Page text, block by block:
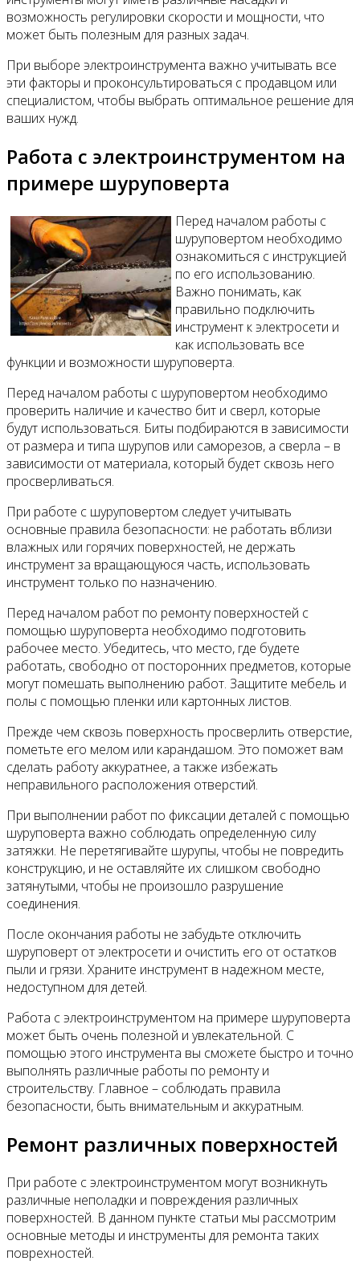
возможность регулировки скорости и мощности, что
может быть полезным для разных задач.
При выборе электроинструмента важно учитывать все
эти факторы и проконсультироваться с продавцом или
специалистом, чтобы выбрать оптимальное решение для
ваших нужд.
Работа с электроинструментом на
примере шуруповерта
Перед началом работы с
шуруповертом необходимо
ознакомиться с инструкцией
по его использованию.
Важно понимать, как
правильно подключить
инструмент к электросети и
как использовать все
функции и возможности шуруповерта.
Перед началом работы с шуруповертом необходимо
проверить наличие и качество бит и сверл, которые
будут использоваться. Биты подбираются в зависимости
от размера и типа шурупов или саморезов, а сверла – в
зависимости от материала, который будет сквозь него
просверливаться.
При работе с шуруповертом следует учитывать
основные правила безопасности: не работать вблизи
влажных или горячих поверхностей, не держать
инструмент за вращающуюся часть, использовать
инструмент только по назначению.
Перед началом работ по ремонту поверхностей с
помощью шуруповерта необходимо подготовить
рабочее место. Убедитесь, что место, где будете
работать, свободно от посторонних предметов, которые
могут помешать выполнению работ. Защитите мебель и
полы с помощью пленки или картонных листов.
Прежде чем сквозь поверхность просверлить отверстие,
пометьте его мелом или карандашом. Это поможет вам
сделать работу аккуратнее, а также избежать
неправильного расположения отверстий.
При выполнении работ по фиксации деталей с помощью
шуруповерта важно соблюдать определенную силу
затяжки. Не перетягивайте шурупы, чтобы не повредить
конструкцию, и не оставляйте их слишком свободно
затянутыми, чтобы не произошло разрушение
соединения.
После окончания работы не забудьте отключить
шуруповерт от электросети и очистить его от остатков
пыли и грязи. Храните инструмент в надежном месте,
недоступном для детей.
Работа с электроинструментом на примере шуруповерта
может быть очень полезной и увлекательной. С
помощью этого инструмента вы сможете быстро и точно
выполнять различные работы по ремонту и
строительству. Главное – соблюдать правила
безопасности, быть внимательным и аккуратным.
Ремонт различных поверхностей
При работе с электроинструментом могут возникнуть
различные неполадки и повреждения различных
поверхностей. В данном пункте статьи мы рассмотрим
основные методы и инструменты для ремонта таких
поврехностей.